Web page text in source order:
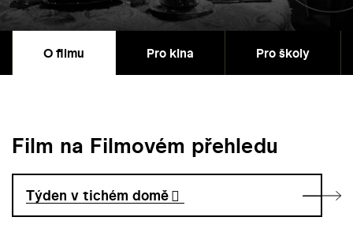
O filmu Pro kina Pro školy
Film na Filmovém přehledu
Týden v tichém domě